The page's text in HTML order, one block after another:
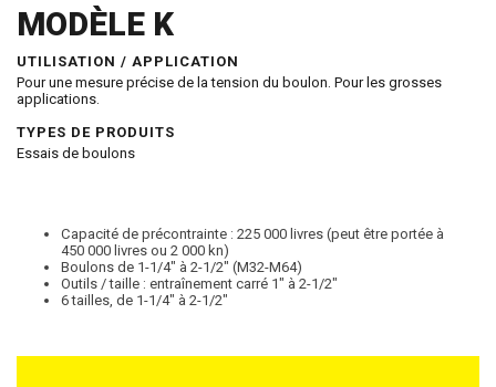
MODÈLE K
UTILISATION / APPLICATION
Pour une mesure précise de la tension du boulon. Pour les grosses
applications.
TYPES DE PRODUITS
Essais de boulons
Capacité de précontrainte : 225 000 livres (peut être portée à
450 000 livres ou 2 000 kn)
Boulons de 1-1/4″ à 2-1/2″ (M32-M64)
Outils / taille : entraînement carré 1″ à 2-1/2″
6 tailles, de 1-1/4″ à 2-1/2″